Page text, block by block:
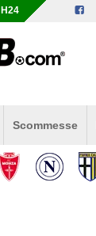
Scommesse